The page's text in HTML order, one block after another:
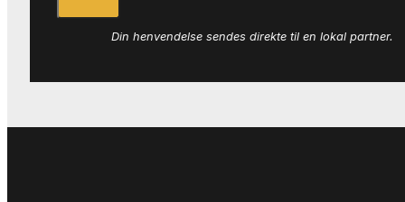
Din henvendelse sendes direkte til en lokal partner.